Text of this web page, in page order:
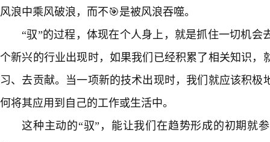
风浪中乘风破浪，而不🎯是被风浪吞噬。
“驭”的过程，体现在个人身上，就是抓住一切机会
个新兴的行业出现时，如果我们已经积累了相关知识，
习、去贡献。当一项新的技术出现时，我们就应该积极
何将其应用到自己的工作或生活中。
这种主动的“驭”，能让我们在趋势形成的初期就